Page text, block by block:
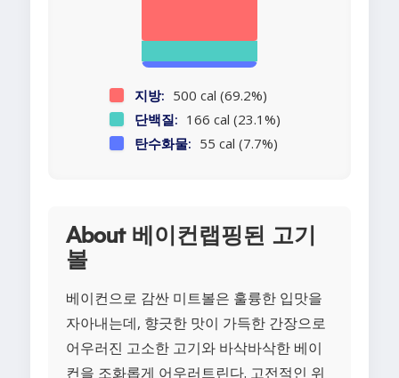
지방: 500 cal (69.2%)
단백질: 166 cal (23.1%)
탄수화물: 55 cal (7.7%)
About 베이컨랩핑된 고기
볼
베이컨으로 감싼 미트볼은 훌륭한 입맛을
자아내는데, 향긋한 맛이 가득한 간장으로
어우러진 고소한 고기와 바삭바삭한 베이
컨을 조화롭게 어우러트린다. 고전적인 위